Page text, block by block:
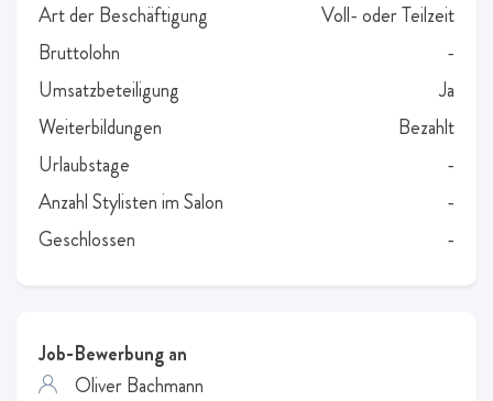
Art der Beschäftigung
Voll- oder Teilzeit
Bruttolohn
-
Umsatzbeteiligung
Ja
Weiterbildungen
Bezahlt
Urlaubstage
-
Anzahl Stylisten im Salon
-
Geschlossen
-
Job-Bewerbung an
Oliver Bachmann